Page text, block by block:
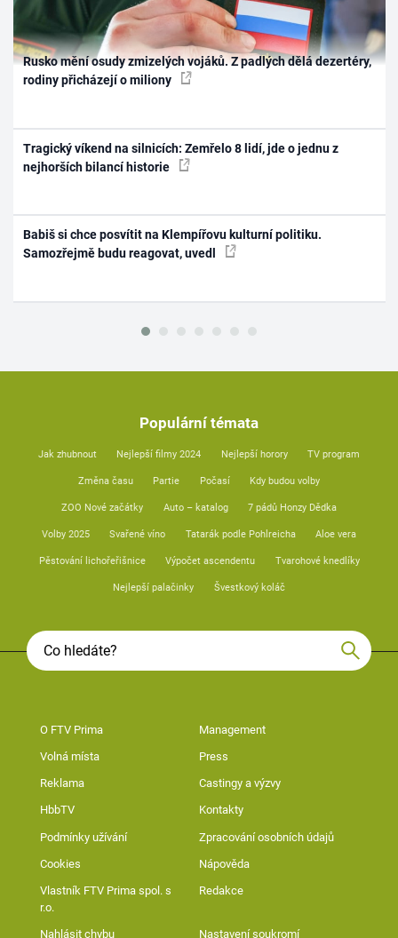
Rusko mění osudy zmizelých vojáků. Z padlých dělá dezertéry,
rodiny přicházejí o miliony
Tragický víkend na silnicích: Zemřelo 8 lidí, jde o jednu z
nejhorších bilancí historie
Babiš si chce posvítit na Klempířovu kulturní politiku.
Samozřejmě budu reagovat, uvedl
Populární témata
Jak zhubnout Nejlepší filmy 2024 Nejlepší horory TV program
Změna času Partie Počasí Kdy budou volby
ZOO Nové začátky Auto – katalog 7 pádů Honzy Dědka
Volby 2025 Svařené víno Tatarák podle Pohlreicha Aloe vera
Pěstování lichořeřišnice Výpočet ascendentu Tvarohové knedlíky
Nejlepší palačinky Švestkový koláč
O FTV Prima Management
Volná místa Press
Reklama Castingy a výzvy
HbbTV Kontakty
Podmínky užívání Zpracování osobních údajů
Cookies Nápověda
Vlastník FTV Prima spol. s
r.o.
Redakce
Nahlásit chybu Nastavení soukromí